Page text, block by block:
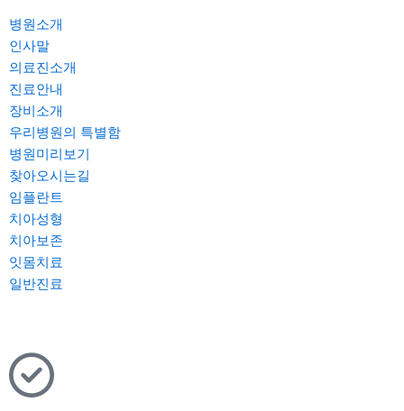
병원소개
인사말
의료진소개
진료안내
장비소개
우리병원의 특별함
병원미리보기
찾아오시는길
임플란트
의식하진정요법 임플란트
전악 임플란트
상악동거상술 임플란트
컴퓨터 분석 임플란트
치아성형
라미네이트
크라운 브릿지
잇몸성형
치아보존
재신경치료
치아뿌리끝 절단술
잇몸치료
일반진료
신경치료
사랑니발치